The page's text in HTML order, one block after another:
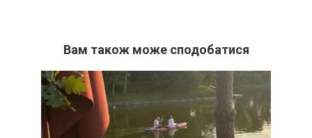
Вам також може сподобатися